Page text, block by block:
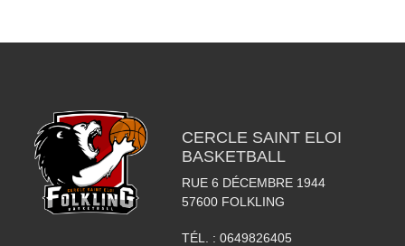
CERCLE SAINT ELOI
BASKETBALL
RUE 6 DÉCEMBRE 1944
57600 FOLKLING
TÉL. : 0649826405